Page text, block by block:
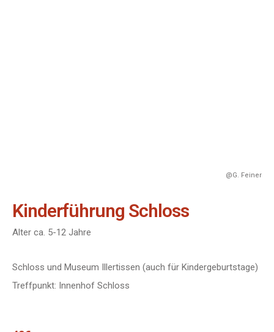
@G. Feiner
Kinderführung Schloss
Alter ca. 5-12 Jahre
Schloss und Museum Illertissen (auch für Kindergeburtstage)
Treffpunkt: Innenhof Schloss